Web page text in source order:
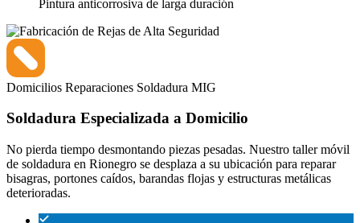
Pintura anticorrosiva de larga duración
Domicilios Reparaciones Soldadura MIG
Soldadura Especializada a Domicilio
No pierda tiempo desmontando piezas pesadas. Nuestro taller móvil
de soldadura en Rionegro se desplaza a su ubicación para reparar
bisagras, portones caídos, barandas flojas y estructuras metálicas
deterioradas.